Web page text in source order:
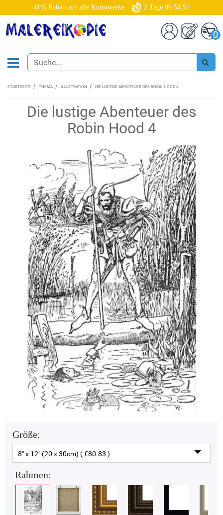
41% Rabatt auf alle Kunstwerke 2 Tage 06:54:52
0
STARTSEITE THEMA ILLUSTRATION DIE LUSTIGE ABENTEUER DES ROBIN HOOD 4
Die lustige Abenteuer des
Robin Hood 4
Größe:
8" x 12" (20 x 30cm) ( €80.83 )
Rahmen: